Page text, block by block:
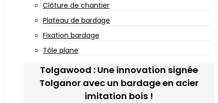
Clôture de chantier
Plateau de bardage
Fixation bardage
Tôle plane
Tolgawood : Une innovation signée
Tolganor avec un bardage en acier
imitation bois !